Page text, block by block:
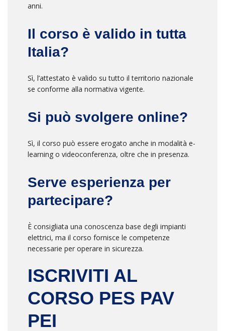
anni.
Il corso è valido in tutta
Italia?
Sì, l’attestato è valido su tutto il territorio nazionale
se conforme alla normativa vigente.
Si può svolgere online?
Sì, il corso può essere erogato anche in modalità e-
learning o videoconferenza, oltre che in presenza.
Serve esperienza per
partecipare?
È consigliata una conoscenza base degli impianti
elettrici, ma il corso fornisce le competenze
necessarie per operare in sicurezza.
ISCRIVITI AL
CORSO PES PAV
PEI